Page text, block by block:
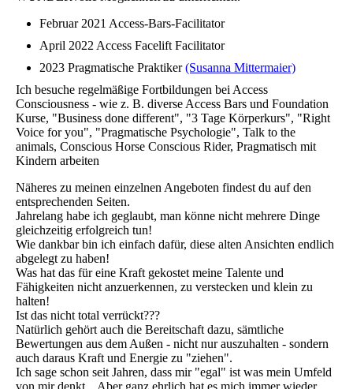
Februar 2021 Access-Bars-Facilitator
April 2022 Access Facelift Facilitator
2023 Pragmatische Praktiker(Susanna Mittermaier)
Ich besuche regelmäßige Fortbildungen bei Access
Consciousness - wie z. B. diverse Access Bars und Foundation
Kurse, "Business done different", "3 Tage Körperkurs", "Right
Voice for you", "Pragmatische Psychologie", Talk to the
animals, Conscious Horse Conscious Rider, Pragmatisch mit
Kindern arbeiten
Näheres zu meinen einzelnen Angeboten findest du auf den
entsprechenden Seiten.
Jahrelang habe ich geglaubt, man könne nicht mehrere Dinge
gleichzeitig erfolgreich tun!
Wie dankbar bin ich einfach dafür, diese alten Ansichten endlich
abgelegt zu haben!
Was hat das für eine Kraft gekostet meine Talente und
Fähigkeiten nicht anzuerkennen, zu verstecken und klein zu
halten!
Ist das nicht total verrückt???
Natürlich gehört auch die Bereitschaft dazu, sämtliche
Bewertungen aus dem Außen - nicht nur auszuhalten - sondern
auch daraus Kraft und Energie zu "ziehen".
Ich sage schon seit Jahren, dass mir "egal" ist was mein Umfeld
von mir denkt... Aber ganz ehrlich hat es mich immer wieder